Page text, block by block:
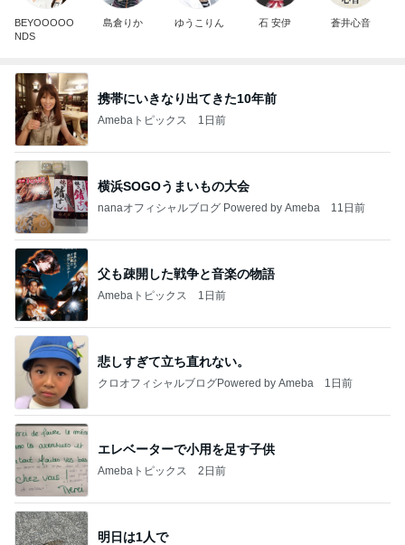
BEYOOOOO
NDS
島倉りか ゆうこりん 石 安伊 蒼井心音
携帯にいきなり出てきた10年前
Amebaトピックス 1日前
横浜SOGOうまいもの大会
nanaオフィシャルブログ Powered by Ameba 11日前
父も疎開した戦争と音楽の物語
Amebaトピックス 1日前
悲しすぎて立ち直れない。
クロオフィシャルブログPowered by Ameba 1日前
エレベーターで小用を足す子供
Amebaトピックス 2日前
明日は1人で